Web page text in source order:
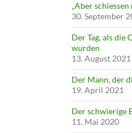
„Aber schiessen
30. September
Der Tag, als die
wurden
13. August 2021
Der Mann, der
19. April 2021
Der schwierige
11. Mai 2020